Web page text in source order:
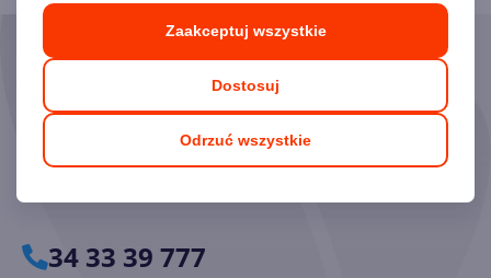
Odrzuć wszystkie
Dostosuj
Zaakceptuj wszystkie
Skorzystaj z pomocy naszych
Ekspertów
Chętnie odpowiemy na pytania i pomożemy dobrać
34 33 39 777